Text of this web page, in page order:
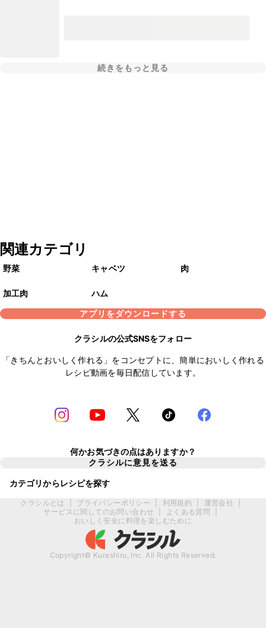
続きをもっと見る
関連カテゴリ
野菜 キャベツ 肉
加工肉
ハム
アプリをダウンロードする
クラシルの公式SNSをフォロー
「きちんとおいしく作れる」をコンセプトに、簡単においしく作れる
レシピ動画を毎日配信しています。
何かお気づきの点はありますか？
クラシルに意見を送る
カテゴリからレシピを探す
クラシルとは プライバシーポリシー 利用規約 運営会社
サービスに関してのお問い合わせ
よくある質問
おいしく安全に料理を楽しむために
Copyright© Kurashiru, Inc. All Rights Reserved.